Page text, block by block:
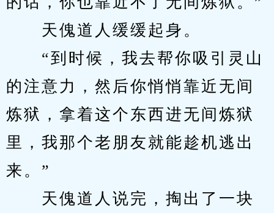
天傀道人缓缓起身。
“到时候，我去帮你吸引灵山
的注意力，然后你悄悄靠近无间
炼狱，拿着这个东西进无间炼狱
里，我那个老朋友就能趁机逃出
来。”
天傀道人说完，掏出了一块